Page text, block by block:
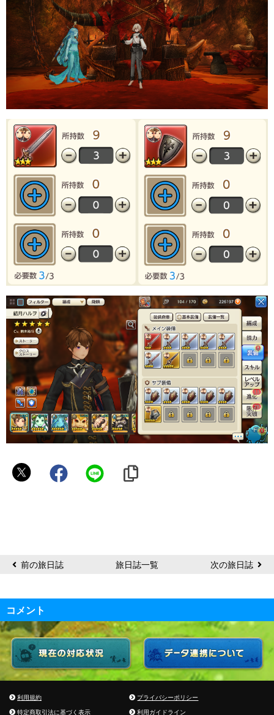
結
前の旅日誌 旅日誌一覧 次の旅日誌
コメント
利用規約
プライバシーポリシー
特定商取引法に基づく表示
利用ガイドライン